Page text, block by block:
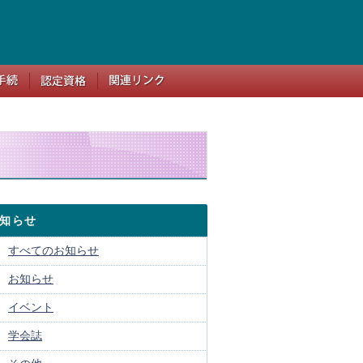
らせ
すべてのお知らせ
お知らせ
イベント
学会誌